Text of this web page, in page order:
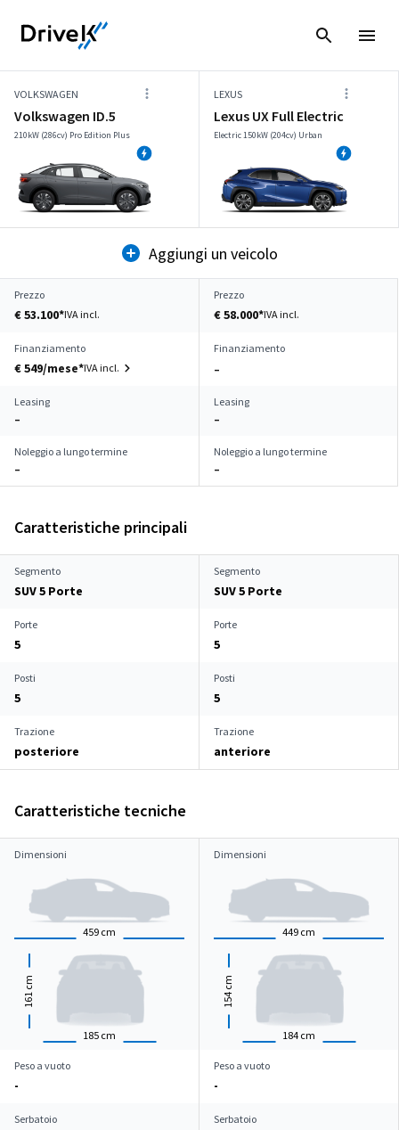
VOLKSWAGEN
Volkswagen ID.5
210kW (286cv) Pro Edition Plus
LEXUS
Lexus UX Full Electric
Electric 150kW (204cv) Urban
Aggiungi un veicolo
Prezzo
€ 53.100*IVA incl.
Prezzo
€ 58.000*IVA incl.
Finanziamento
€ 549/mese*IVA incl.
Finanziamento
–
Leasing
–
Leasing
–
Noleggio a lungo termine
–
Noleggio a lungo termine
–
Caratteristiche principali
Segmento
SUV 5 Porte
Segmento
SUV 5 Porte
Porte
5
Porte
5
Posti
5
Posti
5
Trazione
posteriore
Trazione
anteriore
Caratteristiche tecniche
Dimensioni
459 cm
185 cm
161
cm
Dimensioni
449 cm
184 cm
154
cm
Peso a vuoto
-
Peso a vuoto
-
Serbatoio Serbatoio